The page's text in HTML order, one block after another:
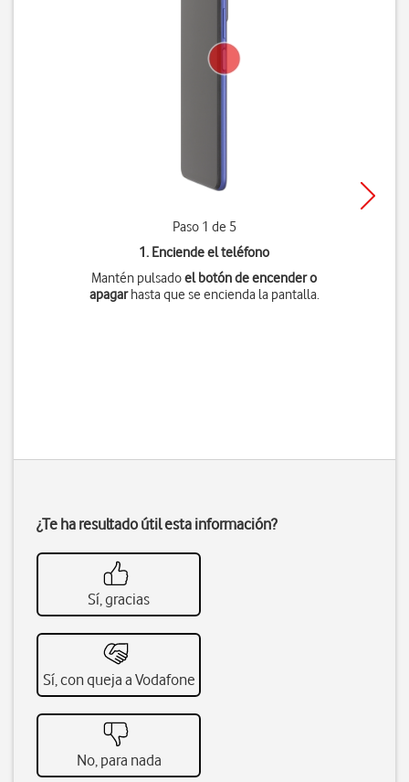
Paso 1 de 5
1. Enciende el teléfono
Mantén pulsadoel botón de encender o
apagarhasta que se encienda la pantalla.
¿Te ha resultado útil esta información?
Sí, gracias
Sí, con queja a Vodafone
No, para nada